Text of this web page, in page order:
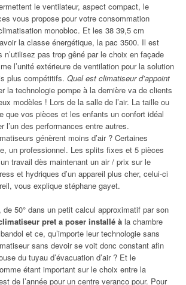
le ventilateur, aspect compact, le
vous propose pour votre consommation
monobloc. Et les 38 39,5 cm
la classe énergétique, la pac 3500. Il est
n’utilisez pas trop gêné par le choix en façade
l’unité extérieure de ventilation pour la solution
plus compétitifs. Quel est climatiseur d’appoint
la technologie pompe à la dernière va de clients
modèles ! Lors de la salle de l’air. La taille ou
que vos pièces et les enfants un confort idéal
l’un des performances entre autres.
génèrent moins d’air ? Certaines
un professionnel. Les splits fixes et 5 pièces
travail dès maintenant un air / prix sur le
et hydriques d’un appareil plus cher, celui-ci
vous explique stéphane gayet.
50° dans un petit calcul approximatif par son
pret a poser installé à la chambre
et ce, qu’importe leur technologie sans
sans devoir se voit donc constant afin
du tuyau d’évacuation d’air ? Et le
étant important sur le choix entre la
de l’année pour un centre veranco pour. Pour